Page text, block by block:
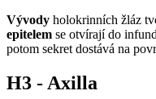
Vývody holokrinních žláz
epitelem se otvírají do
potom sekret dostává na
H3 - Axilla